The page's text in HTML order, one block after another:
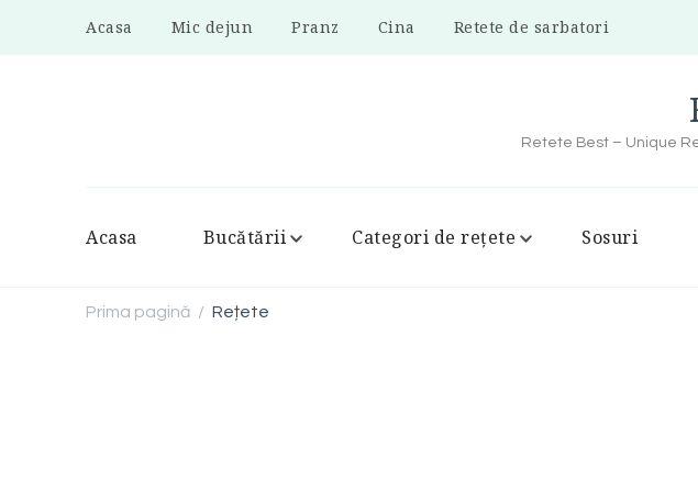
Acasa Mic dejun Pranz Cina Retete de sarbatori
Retete Best – Unique
Acasa Bucătării Categori de rețete Sosuri
Prima pagină / Rețete